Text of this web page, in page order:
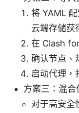
将 YAML
云端存储获
在 Clash
确认节点、
启动代理，
方案三：混合
对于高安全